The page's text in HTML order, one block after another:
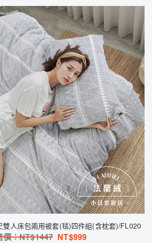
雙人床包兩用被套(毯)四件組(含枕套)/FL020
價：NT$1447 NT$999